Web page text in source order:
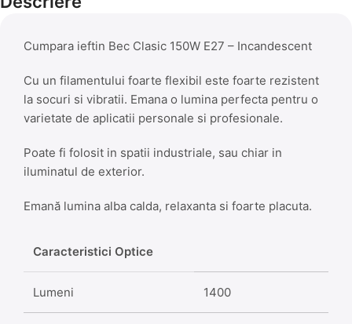
Cumpara ieftin Bec Clasic 150W E27 – Incandescent
Cu un filamentului foarte flexibil este foarte rezistent
la socuri si vibratii. Emana o lumina perfecta pentru o
varietate de aplicatii personale si profesionale.
Poate fi folosit in spatii industriale, sau chiar in
iluminatul de exterior.
Emană lumina alba calda, relaxanta si foarte placuta.
Caracteristici Optice
Lumeni 1400